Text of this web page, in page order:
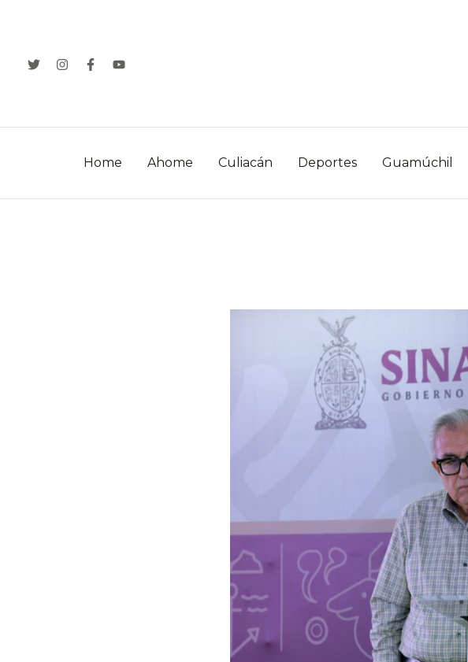
Home Ahome Culiacán Deportes Guamúchil